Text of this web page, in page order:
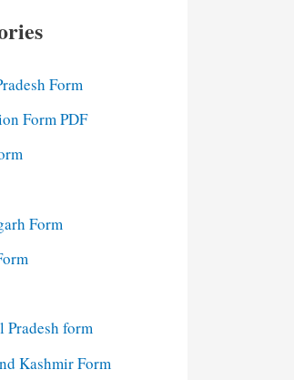
Form
Form PDF
Form
Pradesh form
Kashmir Form